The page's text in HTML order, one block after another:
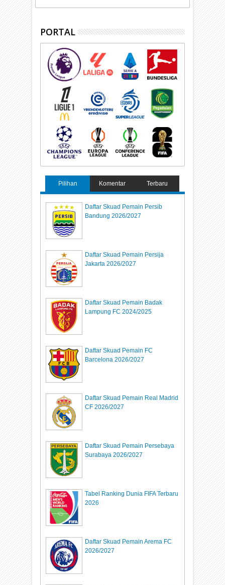
PORTAL
Pilihan Komentar Terbaru
Daftar Skuad Pemain Persib
Bandung 2026/2027
Daftar Skuad Pemain Persija
Jakarta 2026/2027
Daftar Skuad Pemain Badak
Lampung FC 2024/2025
Daftar Skuad Pemain FC
Barcelona 2026/2027
Daftar Skuad Pemain Real Madrid
CF 2026/2027
Daftar Skuad Pemain Persebaya
Surabaya 2026/2027
Tabel Ranking Dunia FIFA Terbaru
2026
Daftar Skuad Pemain Arema FC
2026/2027